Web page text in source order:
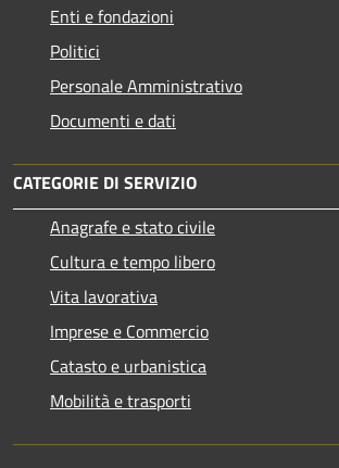
Enti e fondazioni
Politici
Personale Amministrativo
Documenti e dati
CATEGORIE DI SERVIZIO
Anagrafe e stato civile
Cultura e tempo libero
Vita lavorativa
Imprese e Commercio
Catasto e urbanistica
Mobilità e trasporti